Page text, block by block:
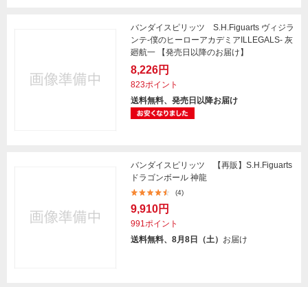
バンダイスピリッツ S.H.Figuarts ヴィジラ
ンテ-僕のヒーローアカデミアILLEGALS- 灰
廻航一 【発売日以降のお届け】
8,226円
823ポイント
送料無料、発売日以降お届け
バンダイスピリッツ 【再販】S.H.Figuarts
ドラゴンボール 神龍
(4)
9,910円
991ポイント
送料無料、8月8日（土） お届け